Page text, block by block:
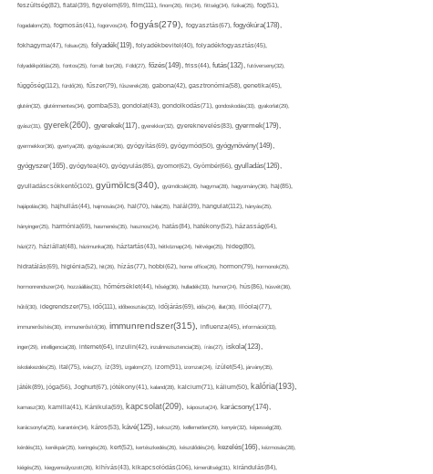
feszültség(82), fiatal(39), figyelem(69), film(111), finom(26), fitt(34), fittség(34), fizikai(25), fog(51),
fogadalom(25), fogmosás(41), fogorvos(24), fogyás(279), fogyasztás(67), fogyókúra(178),
fokhagyma(47), folsav(25), folyadék(119), folyadékbevitel(40), folyadékfogyasztás(45),
folyadékpótlás(29), fontos(25), forralt bor(26), Föld(27), főzés(149), friss(44), futás(132), futóverseny(32),
függőség(112), fürdő(26), fűszer(79), fűszerek(28), gabona(42), gasztronómia(58), genetika(45),
glutén(32), gluténmentes(34), gomba(53), gondolat(43), gondolkodás(71), gondoskodás(33), gyakorlat(29),
gyász(31), gyerek(260), gyerekek(117), gyerekkor(32), gyereknevelés(83), gyermek(179),
gyermekkor(36), gyertya(28), gyógyászat(36), gyógyítás(69), gyógymód(50), gyógynövény(149),
gyógyszer(165), gyógytea(40), gyógyulás(85), gyomor(62), Gyömbér(66), gyulladás(126),
gyulladáscsökkentő(102), gyümölcs(340), gyümölcslé(28), hagyma(28), hagyomány(36), haj(85),
hajápolás(36), hajhullás(44), hajmosás(24), hal(70), hála(25), halál(39), hangulat(112), hányás(25),
hányinger(25), harmónia(69), hasmenés(35), hasznos(24), hatás(84), hatékony(52), házasság(64),
házi(27), háziállat(48), házimunka(28), háztartás(43), hétköznap(24), hétvége(25), hideg(80),
hidratálás(69), higiénia(52), hit(26), hízás(77), hobbi(62), home office(26), hormon(79), hormonok(25),
hormonrendszer(24), hozzáállás(31), hőmérséklet(44), hőség(36), hulladék(33), humor(24), hús(86), húsvét(36),
hűtő(30), idegrendszer(75), idő(111), időbeosztás(32), időjárás(69), idős(24), illat(30), illóolaj(77),
immunerősítés(30), immunerősítő(36), immunrendszer(315), influenza(45), információ(33),
inger(29), intelligencia(28), internet(64), inzulin(42), inzulinrezisztencia(35), írás(27), iskola(123),
iskolakezdés(25), ital(75), ivás(27), íz(39), izgalom(27), izom(91), izomzat(24), ízület(54), járvány(35),
játék(89), jóga(56), Joghurt(67), jótékony(41), kaland(28), kalcium(71), kálium(50), kalória(193),
kamasz(30), kamilla(41), Kánikula(59), kapcsolat(209), káposzta(24), karácsony(174),
karácsonyfa(25), karantén(34), káros(53), kávé(125), keksz(29), kellemetlen(29), kenyér(32), képesség(28),
kérdés(31), kerékpár(25), keringés(26), kert(52), kertészkedés(26), készülődés(24), kezelés(166), kézmosás(28),
kiégés(25), kiegyensúlyozott(26), kihívás(43), kikapcsolódás(106), kimerültség(31), kirándulás(84),